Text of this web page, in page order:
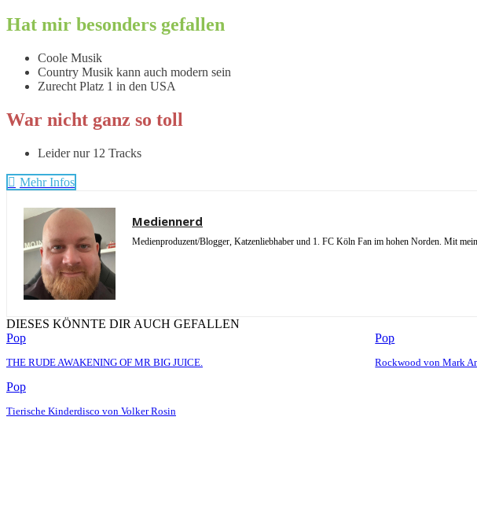
Hat mir besonders gefallen
Coole Musik
Country Musik kann auch modern sein
Zurecht Platz 1 in den USA
War nicht ganz so toll
Leider nur 12 Tracks
Mehr Infos
Mediennerd
Medienproduzent/Blogger, Katzenliebhaber und 1. FC Köln Fan im hohen Norden. Mit
DIESES KÖNNTE DIR AUCH GEFALLEN
Pop
THE RUDE AWAKENING OF MR BIG JUICE.
Pop
Rockwood von Mark
Pop
Tierische Kinderdisco von Volker Rosin